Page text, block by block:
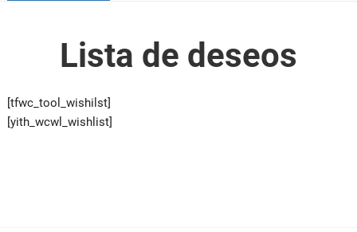
Lista de deseos
[tfwc_tool_wishilst]
[yith_wcwl_wishlist]